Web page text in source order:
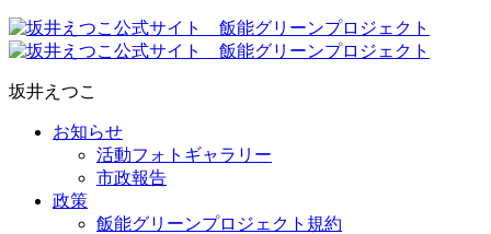
坂井えつこ
お知らせ
活動フォトギャラリー
市政報告
政策
飯能グリーンプロジェクト規約